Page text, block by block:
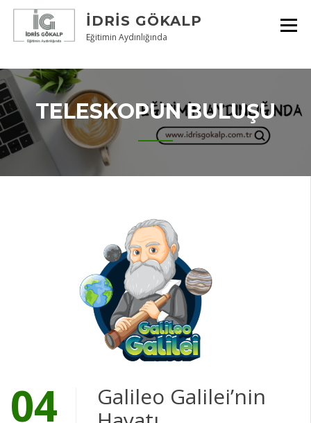
Skip
content
İDRIS GÖKALP
Eğitimin Aydınlığında
TELESKOPUN BULUŞU
04
Galileo Galilei’nin